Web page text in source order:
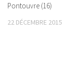
Pontouvre (16)
22 DÉCEMBRE 2015